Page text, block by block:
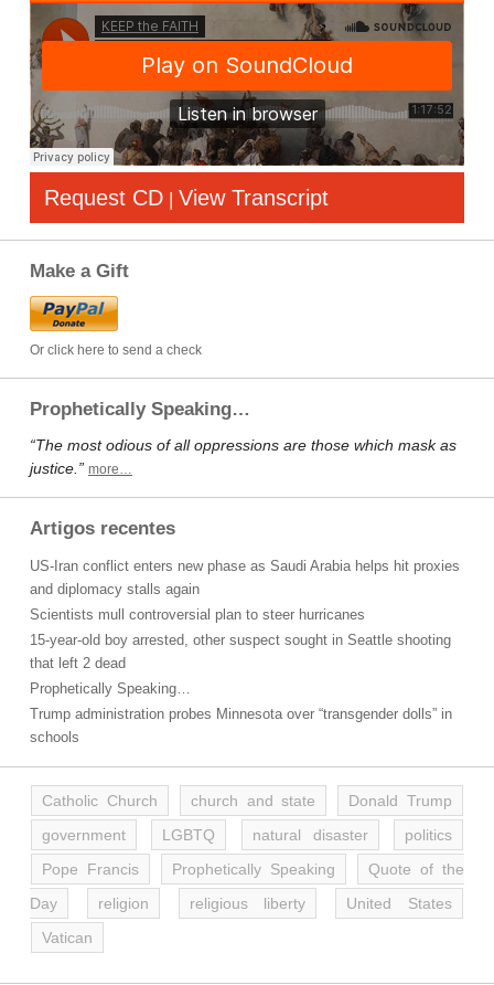
Request CD | View Transcript
Make a Gift
Or click here to send a check
Prophetically Speaking…
“The most odious of all oppressions are those which mask as
justice.” more…
Artigos recentes
US-Iran conflict enters new phase as Saudi Arabia helps hit proxies
and diplomacy stalls again
Scientists mull controversial plan to steer hurricanes
15-year-old boy arrested, other suspect sought in Seattle shooting
that left 2 dead
Prophetically Speaking…
Trump administration probes Minnesota over “transgender dolls” in
schools
Catholic Church church and state
Donald Trump
government
LGBTQ natural disaster
politics
Pope Francis
Prophetically Speaking
Quote of the
Day
religion religious liberty
United States
Vatican